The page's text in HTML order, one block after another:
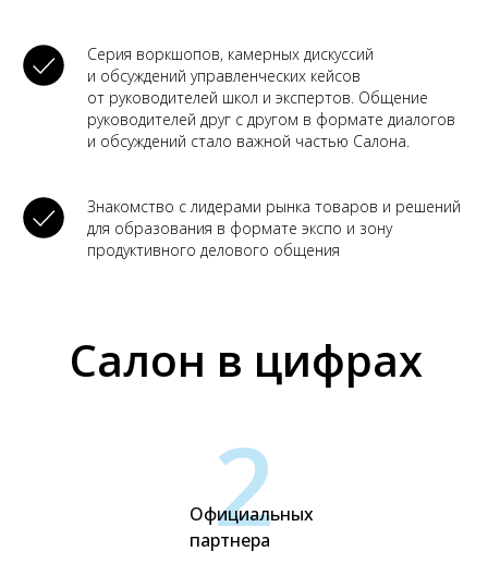
Серия воркшопов, камерных дискуссий
и обсуждений управленческих кейсов
от руководителей школ и экспертов. Общение
руководителей друг с другом в формате диалогов
и обсуждений стало важной частью Салона.
Знакомство с лидерами рынка товаров и решений
для образования в формате экспо и зону
продуктивного делового общения
2
Салон в цифрах
Официальных
партнера